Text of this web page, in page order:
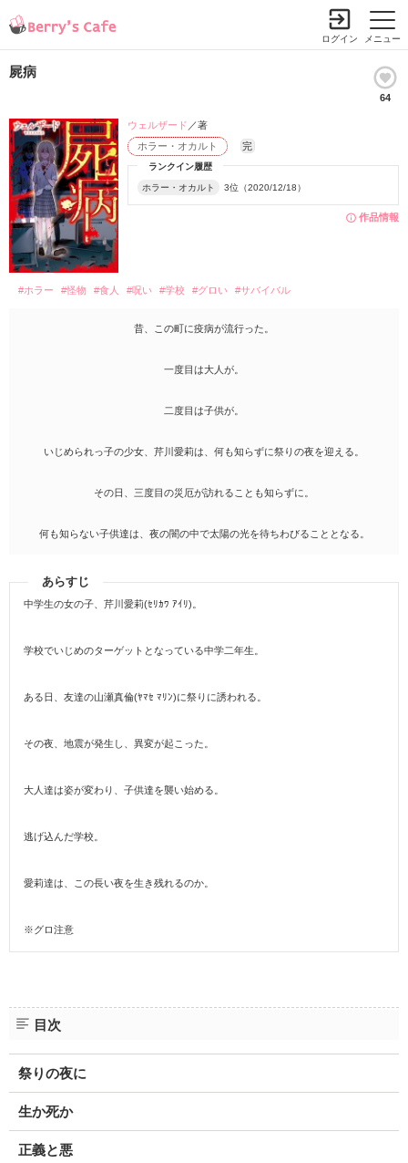
メニュー
ログイン
屍病
64
作品情報
ランクイン履歴
ホラー・オカルト 3位（2020/12/18）
ホラー・オカルト 完
ウェルザード ／著
#ホラー #怪物 #食人 #呪い #学校 #グロい #サバイバル
昔、この町に疫病が流行った。
一度目は大人が。
二度目は子供が。
いじめられっ子の少女、芹川愛莉は、何も知らずに祭りの夜を迎える。
その日、三度目の災厄が訪れることも知らずに。
何も知らない子供達は、夜の闇の中で太陽の光を待ちわびることとなる。
あらすじ
中学生の女の子、芹川愛莉(ｾﾘｶﾜ ｱｲﾘ)。
学校でいじめのターゲットとなっている中学二年生。
ある日、友達の山瀬真倫(ﾔﾏｾ ﾏﾘﾝ)に祭りに誘われる。
その夜、地震が発生し、異変が起こった。
大人達は姿が変わり、子供達を襲い始める。
逃げ込んだ学校。
愛莉達は、この長い夜を生き残れるのか。
※グロ注意
目次
祭りの夜に
生か死か
正義と悪